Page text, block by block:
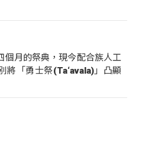
個月的祭典，現今配合族人工
將「勇士祭(Ta‘avala)」凸顯